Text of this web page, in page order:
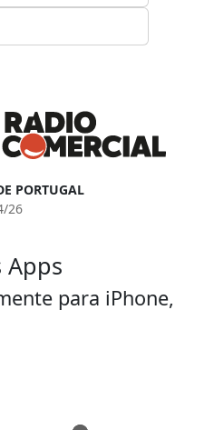
PORTUGAL
26
Apps
para iPhone,